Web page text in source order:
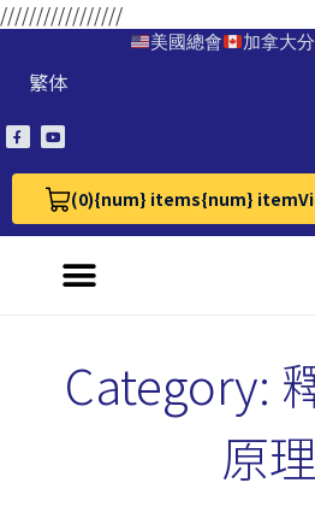
/////////////////
美國總會 加拿大
繁体
(0)
View Cart 0{num} items{num} item
Category:
原理